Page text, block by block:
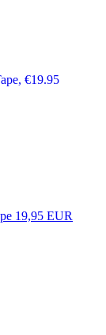
€19.95